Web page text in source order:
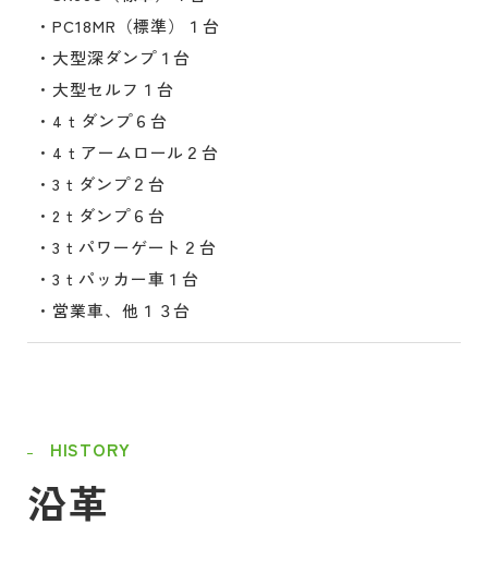
・PC18MR（標準）１台
・大型深ダンプ１台
・大型セルフ１台
・4ｔダンプ６台
・4ｔアームロール２台
・3ｔダンプ２台
・2ｔダンプ６台
・3ｔパワーゲート２台
・3ｔパッカー車１台
・営業車、他１３台
HISTORY
沿革